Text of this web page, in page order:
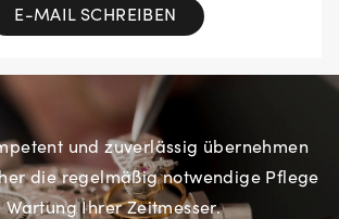
E-MAIL SCHREIBEN
und zuverlässig übernehmen
die regelmäßig notwendige Pflege
Wartung Ihrer Zeitmesser.